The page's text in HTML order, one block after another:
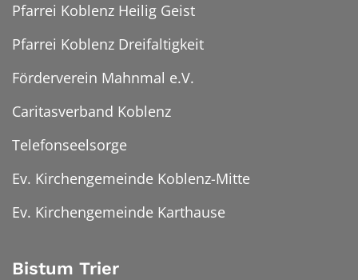
Pfarrei Koblenz Heilig Geist
Pfarrei Koblenz Dreifaltigkeit
Förderverein Mahnmal e.V.
Caritasverband Koblenz
Telefonseelsorge
Ev. Kirchengemeinde Koblenz-Mitte
Ev. Kirchengemeinde Karthause
Bistum Trier